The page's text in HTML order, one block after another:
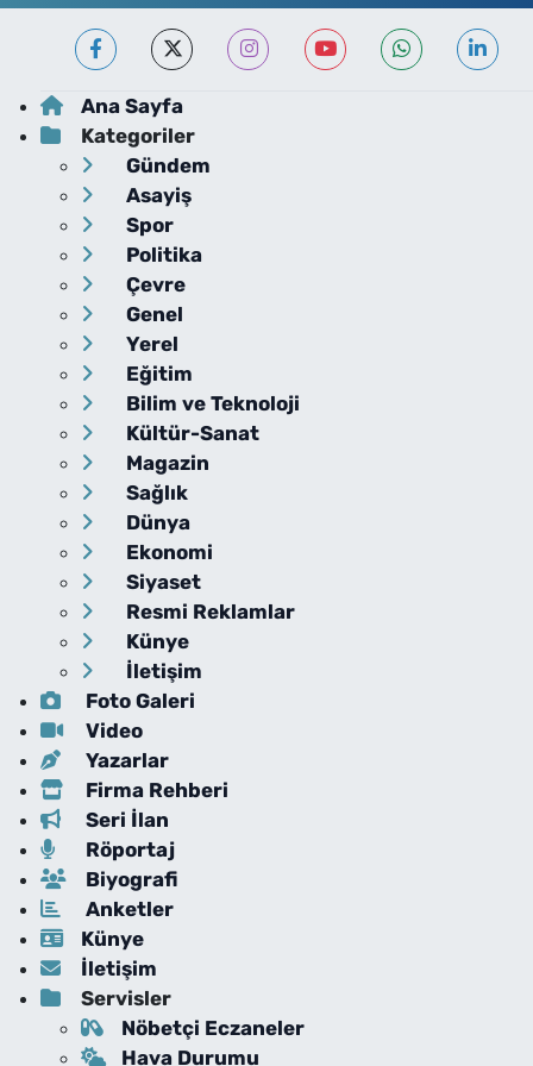
Ana Sayfa
Kategoriler
Gündem
Asayiş
Spor
Politika
Çevre
Genel
Yerel
Eğitim
Bilim ve Teknoloji
Kültür-Sanat
Magazin
Sağlık
Dünya
Ekonomi
Siyaset
Resmi Reklamlar
Künye
İletişim
Foto Galeri
Video
Yazarlar
Firma Rehberi
Seri İlan
Röportaj
Biyografi
Anketler
Künye
İletişim
Servisler
Nöbetçi Eczaneler
Hava Durumu